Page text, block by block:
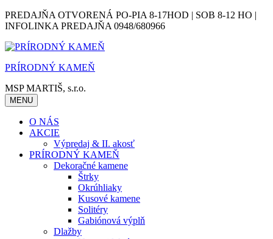
Skip
to
PREDAJŇA OTVORENÁ PO-PIA 8-17HOD | SOB 8-12 HO |
INFOLINKA PREDAJŇA 0948/680966
PRÍRODNÝ KAMEŇ
MSP MARTIŠ, s.r.o.
MENU
O NÁS
AKCIE
Výpredaj & II. akosť
PRÍRODNÝ KAMEŇ
Dekoračné kamene
Štrky
Okrúhliaky
Kusové kamene
Solitéry
Gabiónová výplň
Dlažby